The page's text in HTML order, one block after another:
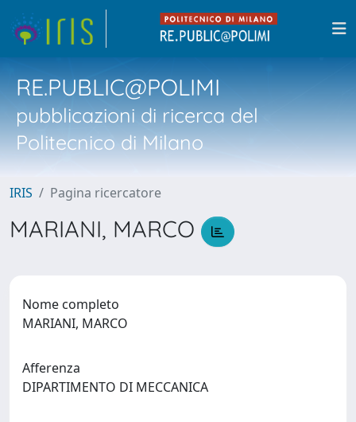
RE.PUBLIC@POLIMI
pubblicazioni di ricerca del
Politecnico di Milano
IRIS Pagina ricercatore
MARIANI, MARCO
Nome completo
MARIANI, MARCO
Afferenza
DIPARTIMENTO DI MECCANICA